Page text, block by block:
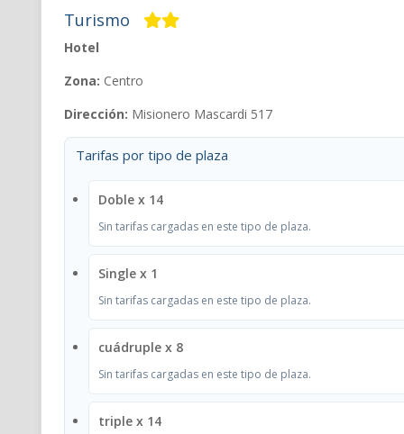
Turismo
Hotel
Zona: Centro
Dirección: Misionero Mascardi 517
Tarifas por tipo de plaza
Doble x 14
Sin tarifas cargadas en este tipo de plaza.
Single x 1
Sin tarifas cargadas en este tipo de plaza.
cuádruple x 8
Sin tarifas cargadas en este tipo de plaza.
triple x 14